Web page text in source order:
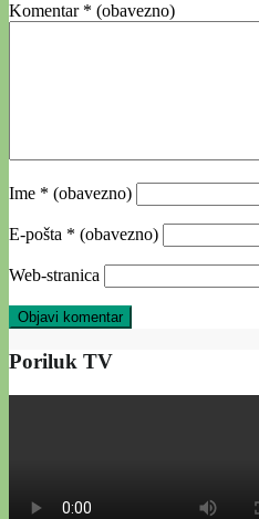
Komentar * (obavezno)
Ime * (obavezno)
E-pošta * (obavezno)
Web-stranica
Poriluk TV